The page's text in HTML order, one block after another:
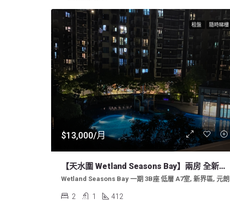
租盤 隨時睇樓
$13,000/月
【天水圍 Wetland Seasons Bay】兩房 全新單位 放租 求好租客
Wetland Seasons Bay 一期 3B座 低層 A7室, 新界區, 元朗
2 1 412